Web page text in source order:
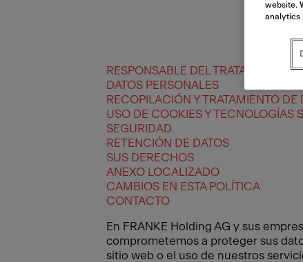
RESPONSABLE DEL TRATAMIENTO
DATOS PERSONALES
RECOPILACIÓN Y TRATAMIENTO DE
USO DE COOKIES Y TECNOLOGÍAS
SEGURIDAD
RETENCIÓN DE DATOS
SUS DERECHOS
ANEXO LOCALIZADO
CAMBIOS EN ESTA POLÍTICA
CONTACTO
En FRANKE Holding AG y sus
comprometemos a proteger sus
sitio web o el uso de nuestros
website.
analytics